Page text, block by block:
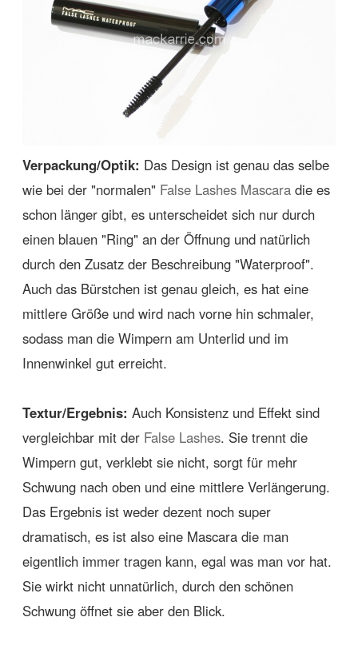
Verpackung/Optik: Das Design ist genau das selbe
wie bei der "normalen" False Lashes Mascara die es
schon länger gibt, es unterscheidet sich nur durch
einen blauen "Ring" an der Öffnung und natürlich
durch den Zusatz der Beschreibung "Waterproof".
Auch das Bürstchen ist genau gleich, es hat eine
mittlere Größe und wird nach vorne hin schmaler,
sodass man die Wimpern am Unterlid und im
Innenwinkel gut erreicht.
Textur/Ergebnis: Auch Konsistenz und Effekt sind
vergleichbar mit der False Lashes. Sie trennt die
Wimpern gut, verklebt sie nicht, sorgt für mehr
Schwung nach oben und eine mittlere Verlängerung.
Das Ergebnis ist weder dezent noch super
dramatisch, es ist also eine Mascara die man
eigentlich immer tragen kann, egal was man vor hat.
Sie wirkt nicht unnatürlich, durch den schönen
Schwung öffnet sie aber den Blick.